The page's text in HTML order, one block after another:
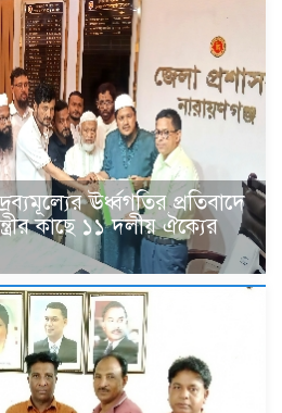
ঊর্ধ্বগতির প্রতিবাদে
কাছে ১১ দলীয় ঐক্যের